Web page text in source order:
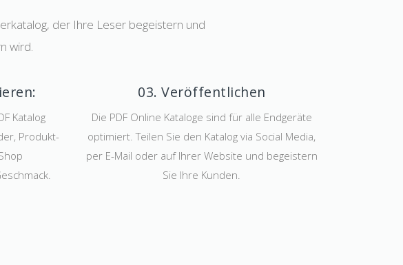
der Ihre Leser begeistern und
wird.
Katalog
Produkt-
03. Veröffentlichen
Die PDF Online Kataloge sind für alle Endgeräte
optimiert. Teilen Sie den Katalog via Social Media,
per E-Mail oder auf Ihrer Website und begeistern
Sie Ihre Kunden.